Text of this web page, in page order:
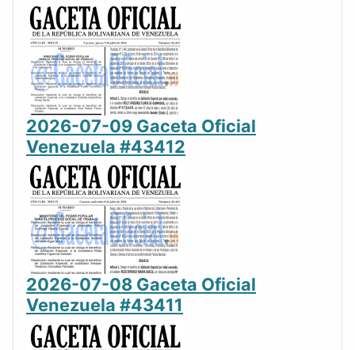
2026-07-09 Gaceta Oficial
Venezuela #43412
2026-07-08 Gaceta Oficial
Venezuela #43411